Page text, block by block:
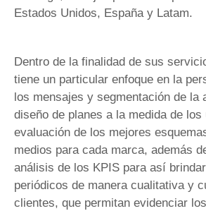
Estados Unidos, España y Latam.
Dentro de la finalidad de sus
tiene un particular enfoque en la
los mensajes y segmentación de la
diseño de planes a la medida de los
evaluación de los mejores
medios para cada marca, además
análisis de los KPIS para así
periódicos de manera cualitativa y
clientes, que permitan evidenciar